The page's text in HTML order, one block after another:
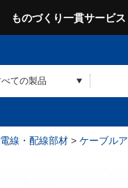
ものづくり一貫サービス
電線・配線部材 > ケーブル